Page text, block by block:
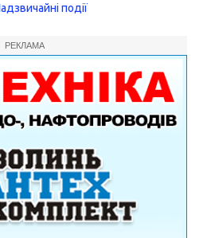
події
РЕКЛАМА